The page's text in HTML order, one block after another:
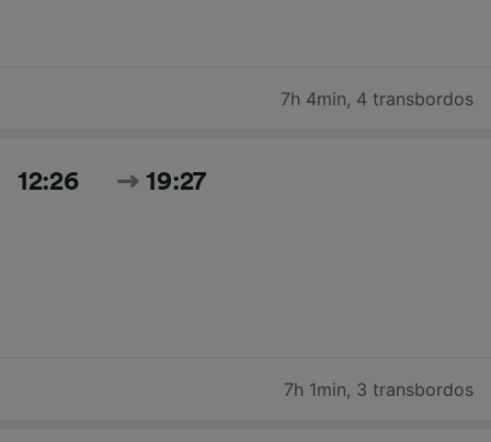
7h 4min, 4 transbordos
12:26 19:27
7h 1min, 3 transbordos